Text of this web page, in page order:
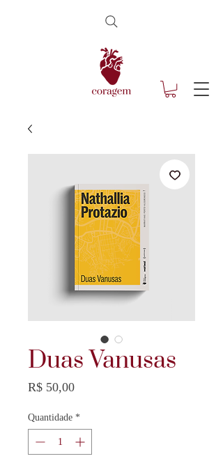
Duas Vanusas
R$ 50,00Preço
Quantidade *